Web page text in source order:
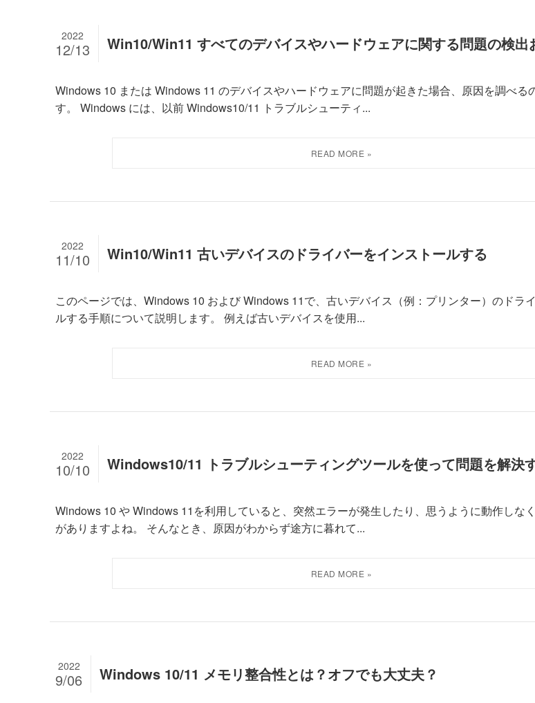
Win10/Win11 すべてのデバイスやハードウェアに関する問題の検出
2022
12/13
Windows 10 または Windows 11 のデバイスやハードウェアに問題が起きた場合、原因を調べる
す。 Windows には、以前 Windows10/11 トラブルシューティ...
Win10/Win11 古いデバイスのドライバーをインストールする
2022
11/10
このページでは、Windows 10 および Windows 11で、古いデバイス（例：プリンター）のドラ
ルする手順について説明します。 例えば古いデバイスを使用...
Windows10/11 トラブルシューティングツールを使って問題を解決
2022
10/10
Windows 10 や Windows 11を利用していると、突然エラーが発生したり、思うように動作しな
がありますよね。 そんなとき、原因がわからず途方に暮れて...
Windows 10/11 メモリ整合性とは？オフでも大丈夫？
2022
9/06